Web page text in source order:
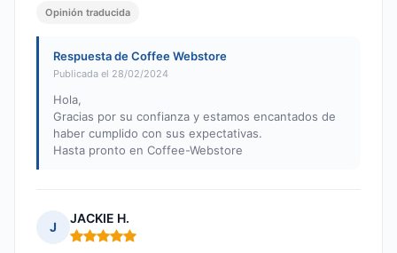
Opinión traducida
Respuesta de Coffee Webstore
Publicada el 28/02/2024
Hola,
Gracias por su confianza y estamos encantados de
haber cumplido con sus expectativas.
Hasta pronto en Coffee-Webstore
J
JACKIE H.
Nota: 5 de 5